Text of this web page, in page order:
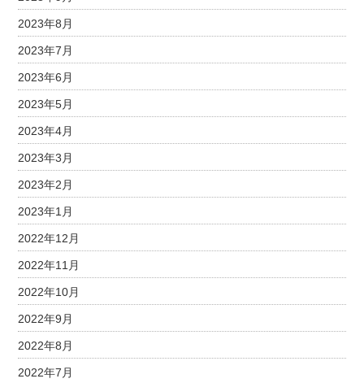
2023年8月
2023年7月
2023年6月
2023年5月
2023年4月
2023年3月
2023年2月
2023年1月
2022年12月
2022年11月
2022年10月
2022年9月
2022年8月
2022年7月